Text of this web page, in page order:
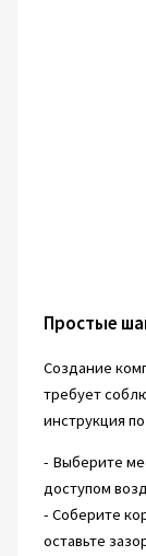
Простые
Создание
требует
инструкция
- Выберите
доступом
- Соберите
оставьте